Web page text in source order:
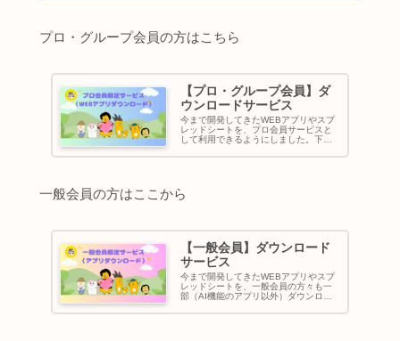
プロ・グループ会員の方はこちら
【プロ・グループ会員】ダ
ウンロードサービス
今まで開発してきたWEBアプリやスプ
レッドシートを、プロ会員サービスと
して利用できるようにしました。下記
※活用するにはGoogleのアカウントが
一般会員の方はここから
【一般会員】ダウンロード
サービス
今まで開発してきたWEBアプリやスプ
レッドシートを、一般会員の方々も一
部（AI機能のアプリ以外）ダウンロー
レッドシートとGASコードと連携させ